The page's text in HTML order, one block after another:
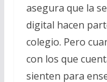
asegura que la
digital hacen
colegio. Pero
con los que
sienten para